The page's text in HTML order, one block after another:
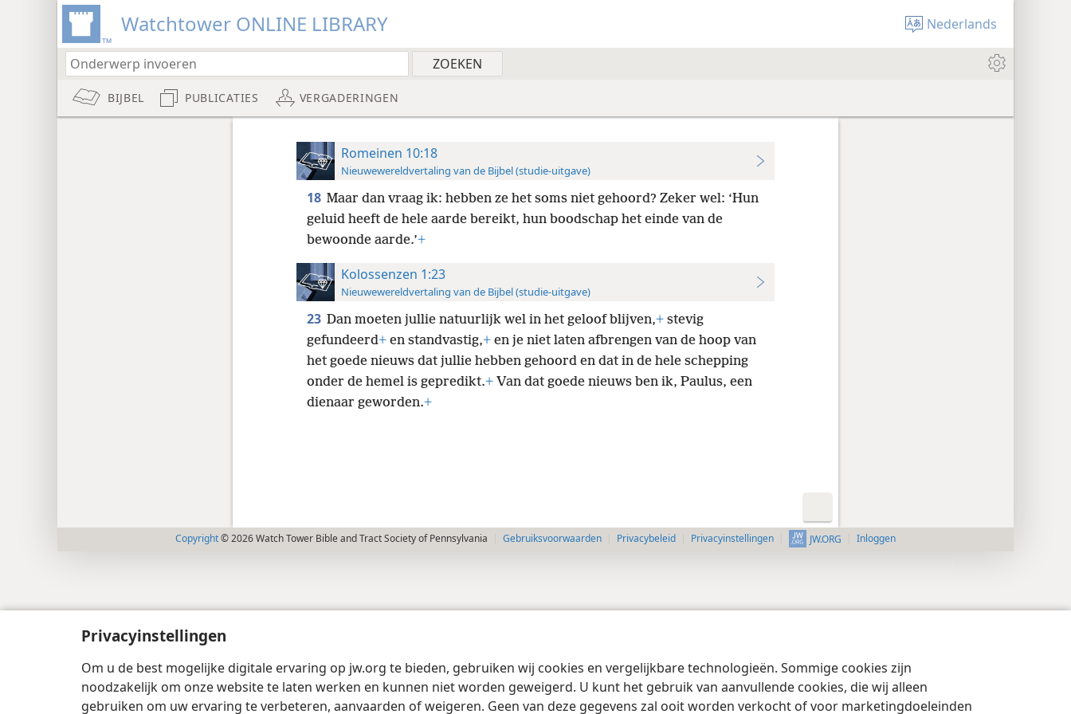
Privacyinstellingen
Om u de best mogelijke digitale ervaring op jw.org te bieden, gebruiken wij cookies en vergelijkbare technologieën. Sommige cookies zijn
noodzakelijk om onze website te laten werken en kunnen niet worden geweigerd. U kunt het gebruik van aanvullende cookies, die wij alleen
gebruiken om uw ervaring te verbeteren, aanvaarden of weigeren. Geen van deze gegevens zal ooit worden verkocht of voor marketingdoeleinden
Watchtower ONLINE LIBRARY Nederlands
BIJBEL PUBLICATIES VERGADERINGEN
Romeinen 10:18
Nieuwewereldvertaling van de Bijbel (studie-uitgave)
18 Maar dan vraag ik: hebben ze het soms niet gehoord? Zeker wel: ‘Hun
geluid heeft de hele aarde bereikt, hun boodschap het einde van de
bewoonde aarde.’+
Kolossenzen 1:23
Nieuwewereldvertaling van de Bijbel (studie-uitgave)
23 Dan moeten jullie natuurlijk wel in het geloof blijven,+stevig
gefundeerd+en standvastig,+en je niet laten afbrengen van de hoop van
het goede nieuws dat jullie hebben gehoord en dat in de hele schepping
onder de hemel is gepredikt.+Van dat goede nieuws ben ik, Paulus, een
dienaar geworden.+
Copyright© 2026 Watch Tower Bible and Tract Society of Pennsylvania Gebruiksvoorwaarden Privacybeleid Privacyinstellingen JW.ORG Inloggen